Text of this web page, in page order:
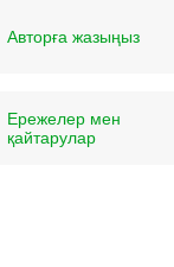
Авторға жазыңыз
Ережелер мен
қайтарулар